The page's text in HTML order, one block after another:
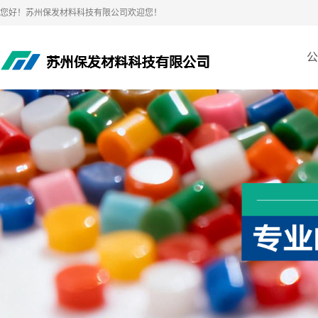
您好！苏州保发材料科技有限公司欢迎您！